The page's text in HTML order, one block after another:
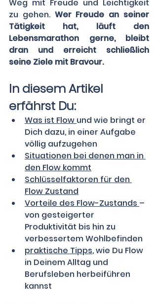
Weg mit Freude und Leichtigkeit
zu gehen. Wer Freude an seiner
Tätigkeit hat, läuft den
Lebensmarathon gerne, bleibt
dran und erreicht schließlich
seine Ziele mit Bravour.
In diesem Artikel
erfährst Du:
Was ist Flow und wie bringt er
Dich dazu, in einer Aufgabe
völlig aufzugehen
Situationen bei denen man in
den Flow kommt
Schlüsselfaktoren für den
Flow Zustand
Vorteile des Flow-Zustands –
von gesteigerter
Produktivität bis hin zu
verbessertem Wohlbefinden
praktische Tipps, wie Du Flow
in Deinem Alltag und
Berufsleben herbeiführen
kannst